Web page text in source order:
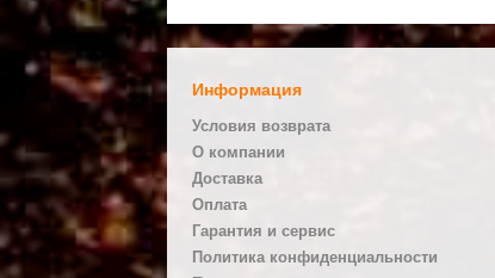
Информация
Условия возврата
О компании
Доставка
Оплата
Гарантия и сервис
Политика конфиденциальности